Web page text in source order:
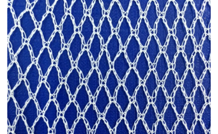
LƯỚI CHE NẮNG